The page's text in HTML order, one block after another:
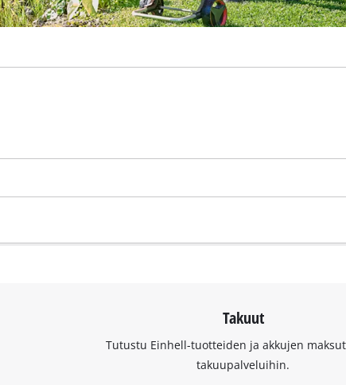
Takuut
Tutustu Einhell-tuotteiden ja akkujen
takuupalveluihin.